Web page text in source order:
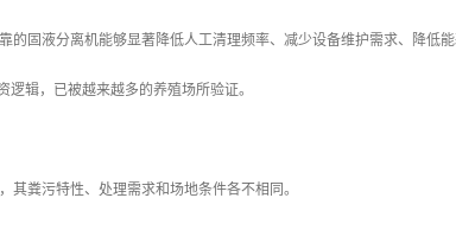
的固液分离机能够显著降低人工清理频率、减少设备维护需求、降低
逻辑，已被越来越多的养殖场所验证。
其粪污特性、处理需求和场地条件各不相同。